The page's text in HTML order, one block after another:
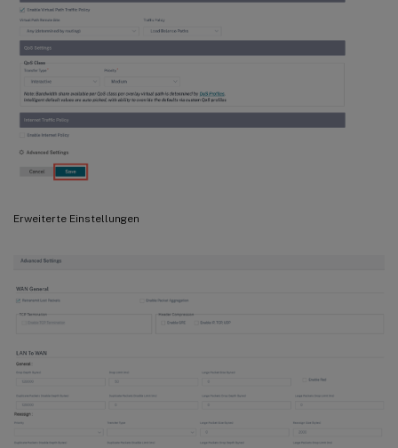
Erweiterte Einstellungen